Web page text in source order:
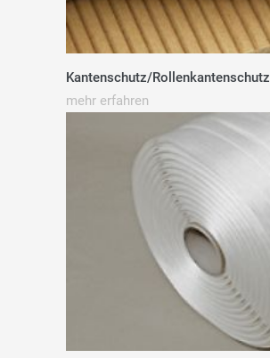
Kantenschutz/Rollenkantenschutz
mehr erfahren